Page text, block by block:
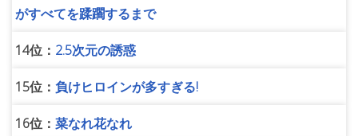
がすべてを蹂躙するまで
14位： 2.5次元の誘惑
15位： 負けヒロインが多すぎる!
16位： 菜なれ花なれ